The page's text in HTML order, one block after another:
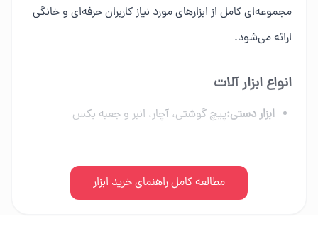
مجموعه‌ای کامل از ابزارهای مورد نیاز کاربران حرفه‌ای و خانگی
ارائه می‌شود.
انواع ابزار آلات
ابزار دستی:پیچ گوشتی، آچار، انبر و جعبه بکس
کمپرسور، میخکوب و تجهیزات پنوماتیک
مطالعه کامل راهنمای خرید ابزار